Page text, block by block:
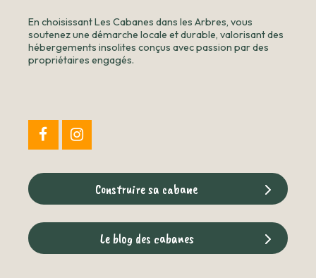
En choisissant Les Cabanes dans les Arbres, vous
soutenez une démarche locale et durable, valorisant des
hébergements insolites conçus avec passion par des
propriétaires engagés.
Construire sa cabane
Le blog des cabanes